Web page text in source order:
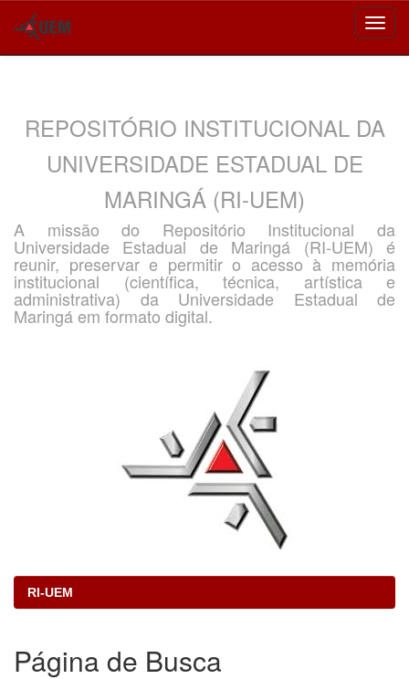
REPOSITÓRIO INSTITUCIONAL DA
UNIVERSIDADE ESTADUAL DE
MARINGÁ (RI-UEM)
A missão do Repositório Institucional da
Universidade Estadual de Maringá (RI-UEM) é
reunir, preservar e permitir o acesso à memória
institucional (científica, técnica, artística e
administrativa) da Universidade Estadual de
Maringá em formato digital.
RI-UEM
Página de Busca